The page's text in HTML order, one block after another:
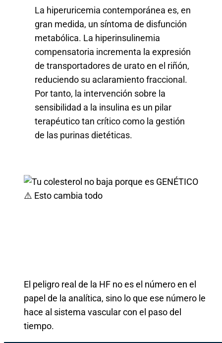
La hiperuricemia contemporánea es, en
gran medida, un síntoma de disfunción
metabólica. La hiperinsulinemia
compensatoria incrementa la expresión
de transportadores de urato en el riñón,
reduciendo su aclaramiento fraccional.
Por tanto, la intervención sobre la
sensibilidad a la insulina es un pilar
terapéutico tan crítico como la gestión
de las purinas dietéticas.
El peligro real de la HF no es el número en el
papel de la analítica, sino lo que ese número le
hace al sistema vascular con el paso del
tiempo.